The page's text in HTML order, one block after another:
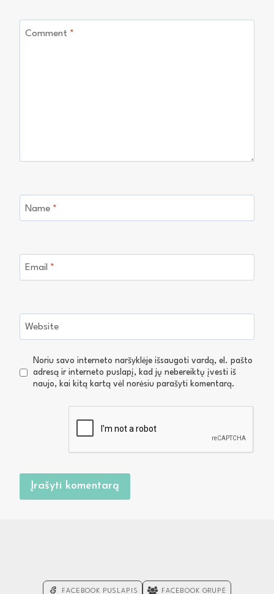
Comment *
Name *
Email *
Website
Noriu savo interneto naršyklėje išsaugoti vardą, el. pašto
adresą ir interneto puslapį, kad jų nebereiktų įvesti iš
naujo, kai kitą kartą vėl norėsiu parašyti komentarą.
FACEBOOK PUSLAPIS FACEBOOK GRUPĖ